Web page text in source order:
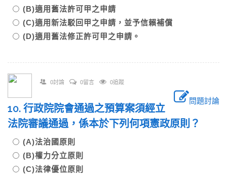
(B)適用舊法許可甲之申請
(C)適用新法駁回甲之申請，並予信賴補償
(D)適用舊法修正許可甲之申請。
0討論 0留言 0追蹤
問題討論
10. 行政院院會通過之預算案須經立
法院審議通過，係本於下列何項憲政原則？
(A)法治國原則
(B)權力分立原則
(C)法律優位原則